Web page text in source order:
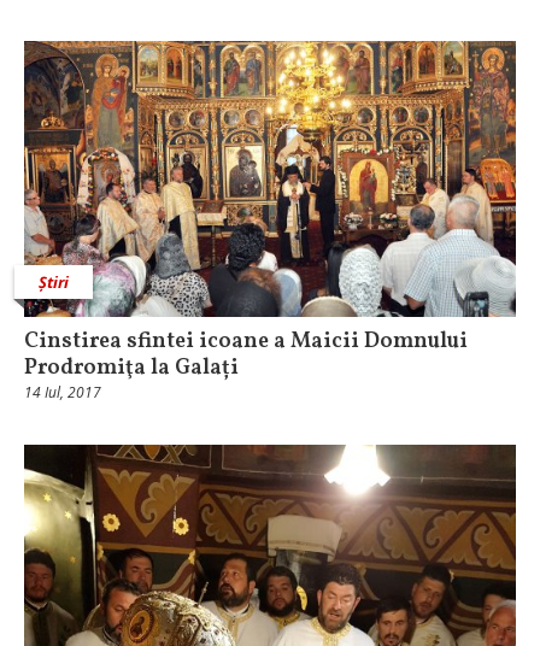
Știri
Cinstirea sfintei icoane a Maicii Domnului
Prodromiţa la Galați
14 Iul, 2017